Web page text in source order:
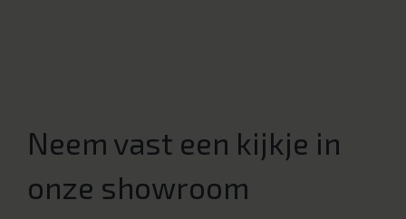
Neem vast een kijkje in
onze showroom